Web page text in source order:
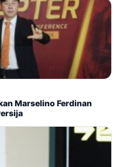
Marselino Ferdinan